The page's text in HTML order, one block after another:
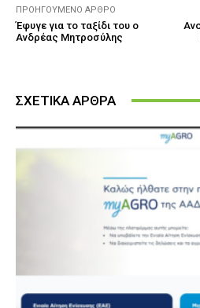
ΠΡΟΗΓΟΎΜΕΝΟ ΆΡΘΡΟ
Έφυγε για το ταξίδι του ο
Ανδρέας Μητροσύλης
ΣΧΕΤΙΚΑ ΑΡΘΡΑ